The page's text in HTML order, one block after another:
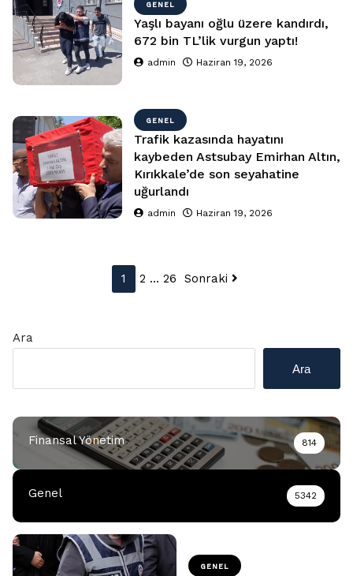
GENEL
Yaşlı bayanı oğlu üzere kandırdı,
672 bin TL’lik vurgun yaptı!
admin Haziran 19, 2026
GENEL
Trafik kazasında hayatını
kaybeden Astsubay Emirhan Altın,
Kırıkkale’de son seyahatine
uğurlandı
admin Haziran 19, 2026
1 2 … 26 Sonraki
Ara
Ara
Finansal Yönetim 814
Genel 5342
GENEL